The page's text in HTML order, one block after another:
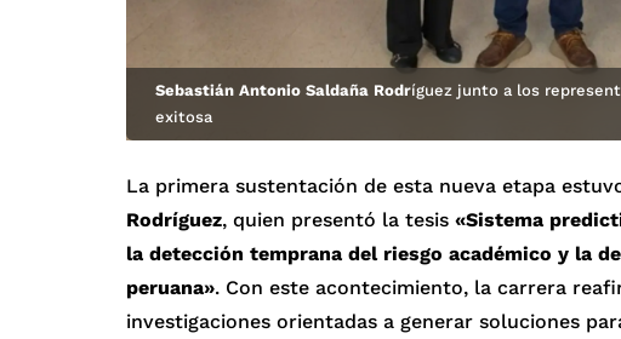
Sebastián Antonio Saldaña Rodríguez junto a los
exitosa
La primera sustentación de esta nueva etapa
Rodríguez, quien presentó la tesis «Sistema
la detección temprana del riesgo académico y la
peruana». Con este acontecimiento, la carrera
investigaciones orientadas a generar soluciones